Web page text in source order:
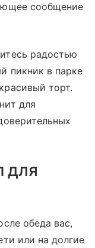
сообщение
радостью
пикник в парке
торт.
для
для
обеда вас,
или на долгие